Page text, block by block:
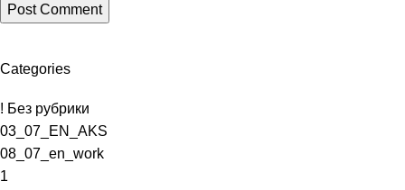
Categories
! Без рубрики
03_07_EN_AKS
08_07_en_work
1